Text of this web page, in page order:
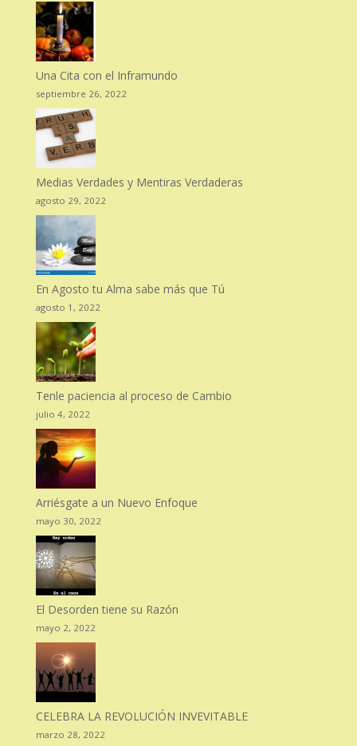
Una Cita con el Inframundo
septiembre 26, 2022
Medias Verdades y Mentiras Verdaderas
agosto 29, 2022
En Agosto tu Alma sabe más que Tú
agosto 1, 2022
Tenle paciencia al proceso de Cambio
julio 4, 2022
Arriésgate a un Nuevo Enfoque
mayo 30, 2022
El Desorden tiene su Razón
mayo 2, 2022
CELEBRA LA REVOLUCIÓN INVEVITABLE
marzo 28, 2022